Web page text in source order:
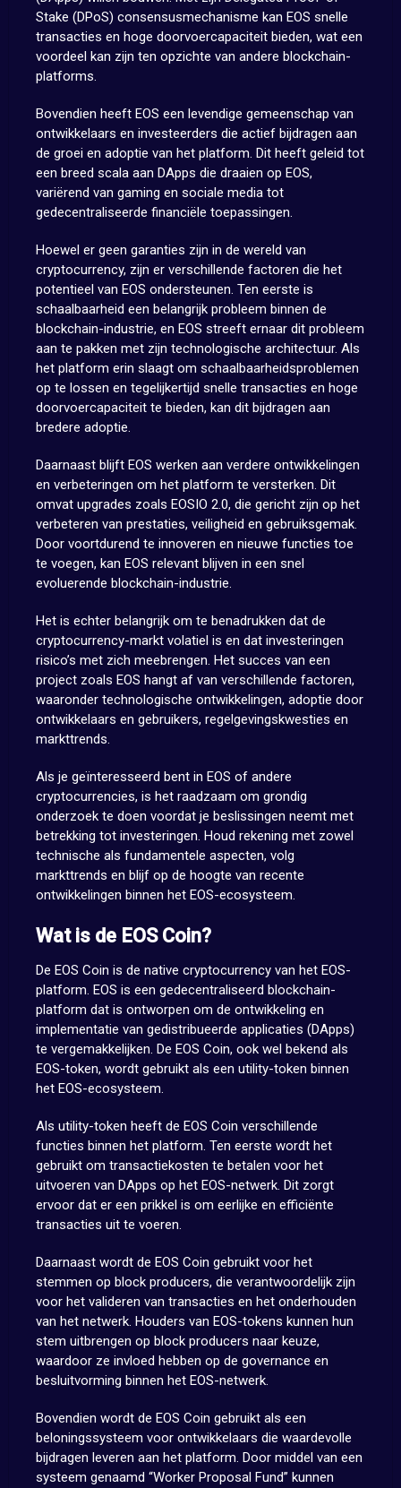
Stake (DPoS) consensusmechanisme kan EOS snelle
transacties en hoge doorvoercapaciteit bieden, wat een
voordeel kan zijn ten opzichte van andere blockchain-
platforms.
Bovendien heeft EOS een levendige gemeenschap van
ontwikkelaars en investeerders die actief bijdragen aan
de groei en adoptie van het platform. Dit heeft geleid tot
een breed scala aan DApps die draaien op EOS,
variërend van gaming en sociale media tot
gedecentraliseerde financiële toepassingen.
Hoewel er geen garanties zijn in de wereld van
cryptocurrency, zijn er verschillende factoren die het
potentieel van EOS ondersteunen. Ten eerste is
schaalbaarheid een belangrijk probleem binnen de
blockchain-industrie, en EOS streeft ernaar dit probleem
aan te pakken met zijn technologische architectuur. Als
het platform erin slaagt om schaalbaarheidsproblemen
op te lossen en tegelijkertijd snelle transacties en hoge
doorvoercapaciteit te bieden, kan dit bijdragen aan
bredere adoptie.
Daarnaast blijft EOS werken aan verdere ontwikkelingen
en verbeteringen om het platform te versterken. Dit
omvat upgrades zoals EOSIO 2.0, die gericht zijn op het
verbeteren van prestaties, veiligheid en gebruiksgemak.
Door voortdurend te innoveren en nieuwe functies toe
te voegen, kan EOS relevant blijven in een snel
evoluerende blockchain-industrie.
Het is echter belangrijk om te benadrukken dat de
cryptocurrency-markt volatiel is en dat investeringen
risico’s met zich meebrengen. Het succes van een
project zoals EOS hangt af van verschillende factoren,
waaronder technologische ontwikkelingen, adoptie door
ontwikkelaars en gebruikers, regelgevingskwesties en
markttrends.
Als je geïnteresseerd bent in EOS of andere
cryptocurrencies, is het raadzaam om grondig
onderzoek te doen voordat je beslissingen neemt met
betrekking tot investeringen. Houd rekening met zowel
technische als fundamentele aspecten, volg
markttrends en blijf op de hoogte van recente
ontwikkelingen binnen het EOS-ecosysteem.
Wat is de EOS Coin?
De EOS Coin is de native cryptocurrency van het EOS-
platform. EOS is een gedecentraliseerd blockchain-
platform dat is ontworpen om de ontwikkeling en
implementatie van gedistribueerde applicaties (DApps)
te vergemakkelijken. De EOS Coin, ook wel bekend als
EOS-token, wordt gebruikt als een utility-token binnen
het EOS-ecosysteem.
Als utility-token heeft de EOS Coin verschillende
functies binnen het platform. Ten eerste wordt het
gebruikt om transactiekosten te betalen voor het
uitvoeren van DApps op het EOS-netwerk. Dit zorgt
ervoor dat er een prikkel is om eerlijke en efficiënte
transacties uit te voeren.
Daarnaast wordt de EOS Coin gebruikt voor het
stemmen op block producers, die verantwoordelijk zijn
voor het valideren van transacties en het onderhouden
van het netwerk. Houders van EOS-tokens kunnen hun
stem uitbrengen op block producers naar keuze,
waardoor ze invloed hebben op de governance en
besluitvorming binnen het EOS-netwerk.
Bovendien wordt de EOS Coin gebruikt als een
beloningssysteem voor ontwikkelaars die waardevolle
bijdragen leveren aan het platform. Door middel van een
systeem genaamd “Worker Proposal Fund” kunnen